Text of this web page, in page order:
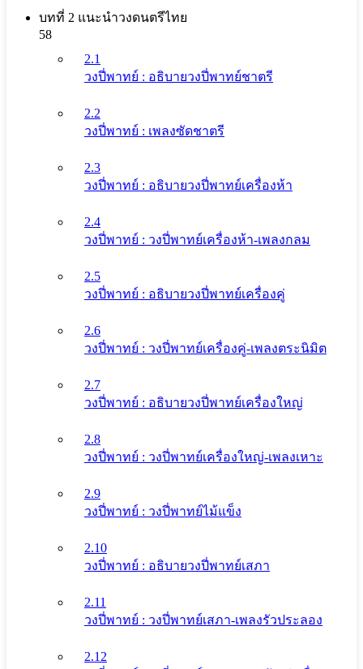
บทที่ 2 แนะนําวงดนตรีไทย
58
2.1
วงปี่พาทย์ : อธิบายวงปี่พาทย์ชาตรี
2.2
วงปี่พาทย์ : เพลงซัดชาตรี
2.3
วงปี่พาทย์ : อธิบายวงปี่พาทย์เครื่องห้า
2.4
วงปี่พาทย์ : วงปี่พาทย์เครื่องห้า-เพลงกลม
2.5
วงปี่พาทย์ : อธิบายวงปี่พาทย์เครื่องคู่
2.6
วงปี่พาทย์ : วงปี่พาทย์เครื่องคู่-เพลงตระนิมิต
2.7
วงปี่พาทย์ : อธิบายวงปี่พาทย์เครื่องใหญ่
2.8
วงปี่พาทย์ : วงปี่พาทย์เครื่องใหญ่-เพลงเหาะ
2.9
วงปี่พาทย์ : วงปี่พาทย์ไม้แข็ง
2.10
วงปี่พาทย์ : อธิบายวงปี่พาทย์เสภา
2.11
วงปี่พาทย์ : วงปี่พาทย์เสภา-เพลงรัวประลอง
2.12